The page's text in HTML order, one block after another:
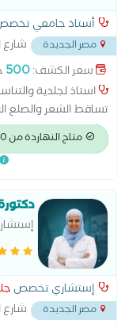
أستاذ جامعي
مصر الجديدة شارع
سعر الكشف:500
استاذ لجلدية
تساقط الشعر والصلع
القشرة والالتهابات.-
بالبشره والشعر -حقن
والبشره-حقن الهالات
الخراج ،ازاله الكيس
السنط والثالول-
متاح النهاردة من 6:00 مساءً
إستشاري تخصص
مصر الجديدة شارع